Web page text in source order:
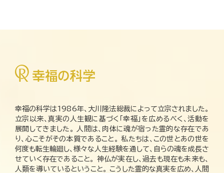
幸福の科学は1986年、大川隆法総裁によって立宗されました。
立宗以来、真実の人生観に基づく「幸福」を広めるべく、活動を
展開してきました。 人間は、肉体に魂が宿った霊的な存在であ
り、心こそがその本質であること。 私たちは、この世とあの世を
何度も転生輪廻し、様々な人生経験を通して、自らの魂を成長さ
せていく存在であること。 神仏が実在し、過去も現在も未来も、
人類を導いているということ。 こうした霊的な真実を広め、人間